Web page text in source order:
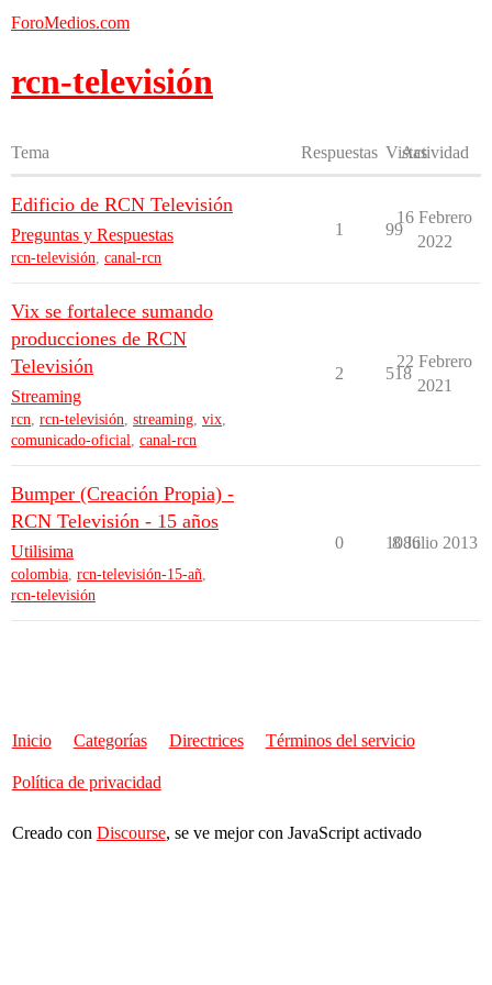
ForoMedios.com
rcn-televisión
Tema Respuestas Vistas
Actividad
Edificio de RCN Televisión
Preguntas y Respuestas
rcn-televisión, canal-rcn
1 99
16 Febrero
2022
Vix se fortalece sumando
producciones de RCN
Televisión
Streaming
rcn, rcn-televisión, streaming, vix,
comunicado-oficial, canal-rcn
2 518
22 Febrero
2021
Bumper (Creación Propia) -
RCN Televisión - 15 años
Utilisima
colombia, rcn-televisión-15-añ,
rcn-televisión
0 1086
8 Julio 2013
Inicio Categorías Directrices Términos del servicio
Política de privacidad
Creado con Discourse, se ve mejor con JavaScript activado